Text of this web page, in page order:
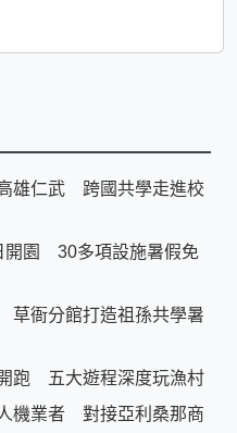
雄仁武 跨國共學走進校
開園 30多項設施暑假免
衙分館打造祖孫共學暑
跑 五大遊程深度玩漁村
機業者 對接亞利桑那商